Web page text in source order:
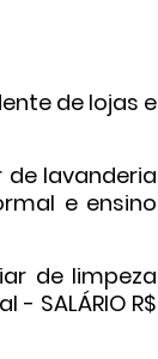
de lojas e
lavanderia
e ensino
de limpeza
SALÁRIO R$